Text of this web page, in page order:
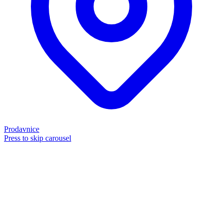
Prodavnice
Press to skip carousel